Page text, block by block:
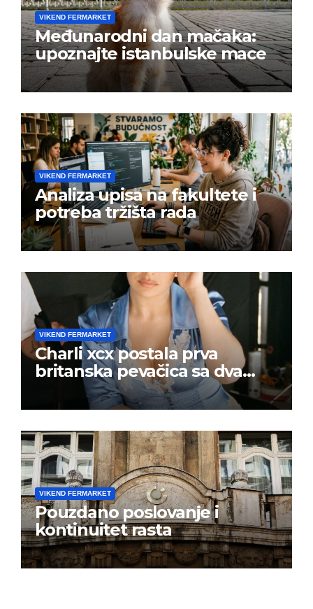
VIKEND FERMARKET
Međunarodni dan mačaka:
upoznajte istanbulske mace
VIKEND FERMARKET
Analiza upisa na fakultete i
potreba tržišta rada
VIKEND FERMARKET
Charli xcx postala prva
britanska pevačica sa dva
albuma na prvom mestu u
istoj kalendarskoj godini
VIKEND FERMARKET
Pouzdano poslovanje i
kontinuitet rasta